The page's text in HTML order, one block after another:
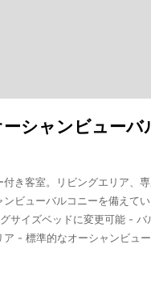
シャンビューバ
き客室。リビングエリア、
ンビューバルコニーを備えて
サイズベッドに変更可能 - バ
ア - 標準的なオーシャンビュ